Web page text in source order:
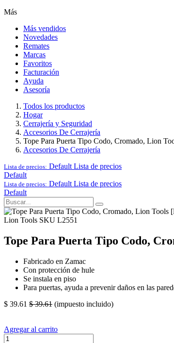
Más
Más vendidos
Novedades
Remates
Marcas
Favoritos
Facturación
Ayuda
Asesoría
Todos los productos
Hogar
Cerrajería y Seguridad
Accesorios De Cerrajería
Tope Para Puerta Tipo Codo, Cromado, Lion
Accesorios De Cerrajería
Lista de precios: Default Lista de precios
Default
Lista de precios: Default Lista de precios
Default
Lion Tools SKU L2551
Tope Para Puerta Tipo Codo,
Fabricado en Zamac
Con protección de hule
Se instala en piso
Para puertas, ayuda a prevenir daños en las
$ 39.61 $39.61 (impuesto incluido)
Agregar al carrito